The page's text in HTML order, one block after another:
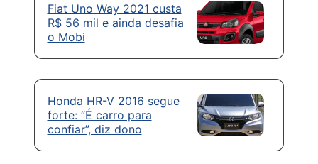
Fiat Uno Way 2021 custa
R$ 56 mil e ainda desafia
o Mobi
Honda HR-V 2016 segue
forte: “É carro para
confiar”, diz dono